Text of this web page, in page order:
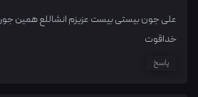
علی جون بیستی بیست عزیزم انشاللع همین
خداقوت
پاسخ